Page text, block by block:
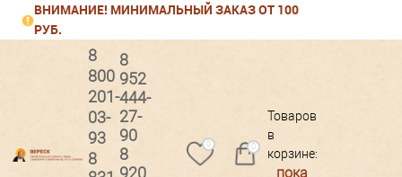
ВНИМАНИЕ! МИНИМАЛЬНЫЙ ЗАКАЗ ОТ 100
РУБ.
Регистрация
8
800
201-
03-
93
8
8
952
444-
27-
90
8
920
0 0
Товаров
в
корзине:
пока